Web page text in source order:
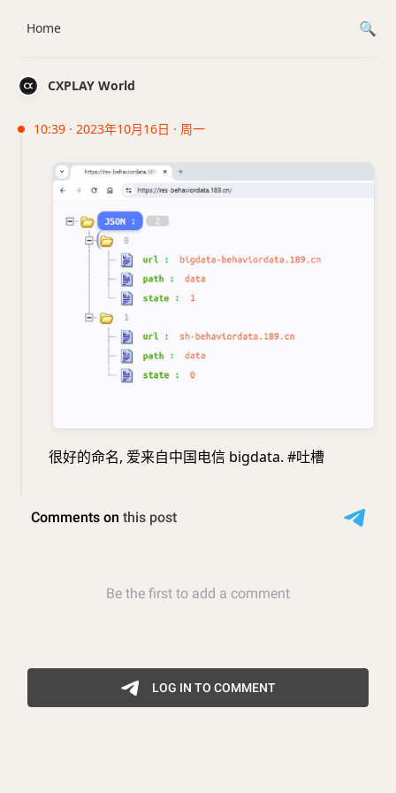
CXPLAY World
10:39 · 2023年10月16日 · 周一
很好的命名, 爱来自中国电信 bigdata. #吐槽
Home